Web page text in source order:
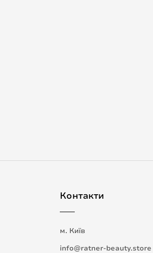
Контакти
м. Київ
info@ratner-beauty.store